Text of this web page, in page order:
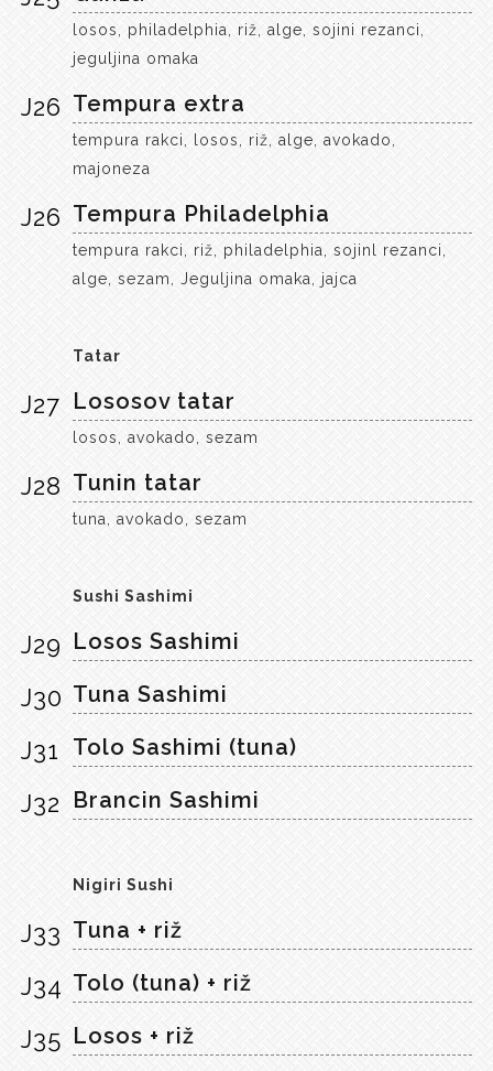
losos, philadelphia, riž, alge, sojini rezanci,
jeguljina omaka
J26 Tempura extra
tempura rakci, losos, riž, alge, avokado,
majoneza
J26 Tempura Philadelphia
tempura rakci, riž, philadelphia, sojinl rezanci,
alge, sezam, Jeguljina omaka, jajca
Tatar
J27 Lososov tatar
losos, avokado, sezam
J28 Tunin tatar
tuna, avokado, sezam
Sushi Sashimi
J29 Losos Sashimi
J30 Tuna Sashimi
J31 Tolo Sashimi (tuna)
J32 Brancin Sashimi
Nigiri Sushi
J33 Tuna + riž
J34 Tolo (tuna) + riž
J35 Losos + riž